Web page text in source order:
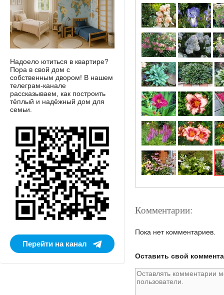
Комментарии:
Пока нет комментариев.
Оставить свой
Надоело ютиться в квартире?
Пора в свой дом с
собственным двором! В нашем
телеграм-канале
рассказываем, как построить
тёплый и надёжный дом для
семьи.
Перейти на канал